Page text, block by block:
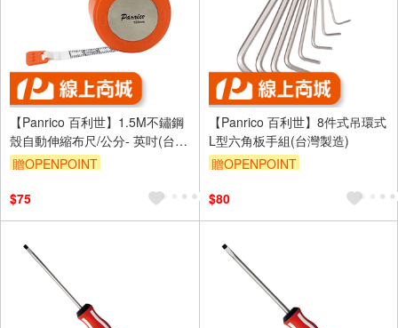
【Panrico 百利世】1.5M不鏽鋼
殼自動伸縮布尺/公分- 英吋(台灣
製造 皮尺 軟尺 量尺)
贈OPENPOINT
$75
【Panrico 百利世】8件式吊環式
L型六角板手組(台灣製造)
贈OPENPOINT
$80